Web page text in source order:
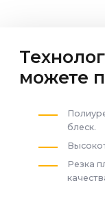
можете
блеск.
Резка